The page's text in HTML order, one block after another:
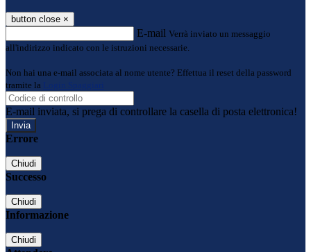
button close ×
E-mail Verrà inviato un messaggio
all'indirizzo indicato con le istruzioni necessarie.
Non hai una e-mail associata al nome utente? Effettua il reset della password
tramite la
Login Spaggiari
E-mail inviata, si prega di controllare la casella di posta elettronica!
Errore
Chiudi
Successo
Chiudi
Informazione
Chiudi